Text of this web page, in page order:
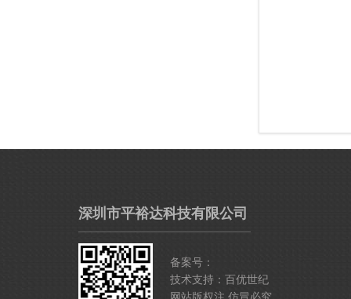
深圳市平裕达科技有限公司
备案号：
技术支持：百优世纪